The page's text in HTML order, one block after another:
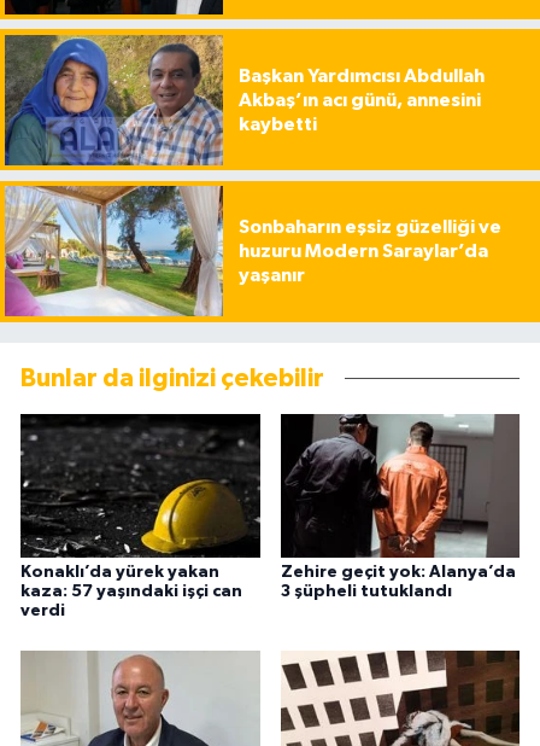
Başkan Yardımcısı Abdullah
Akbaş’ın acı günü, annesini
kaybetti
Sonbaharın eşsiz güzelliği ve
huzuru Modern Saraylar’da
yaşanır
Bunlar da ilginizi çekebilir
Konaklı’da yürek yakan
kaza: 57 yaşındaki işçi can
verdi
Zehire geçit yok: Alanya’da
3 şüpheli tutuklandı